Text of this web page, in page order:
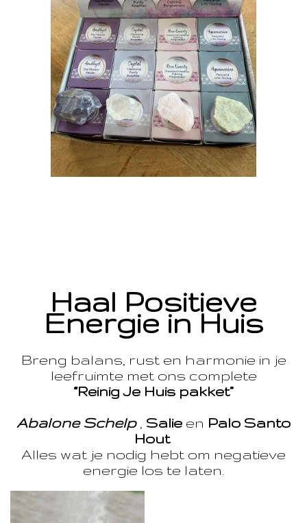
Haal Positieve
Energie in Huis
Breng balans, rust en harmonie in je
leefruimte met ons complete
“Reinig Je Huis pakket”
Abalone Schelp, Salie en Palo Santo
Hout
Alles wat je nodig hebt om negatieve
energie los te laten.